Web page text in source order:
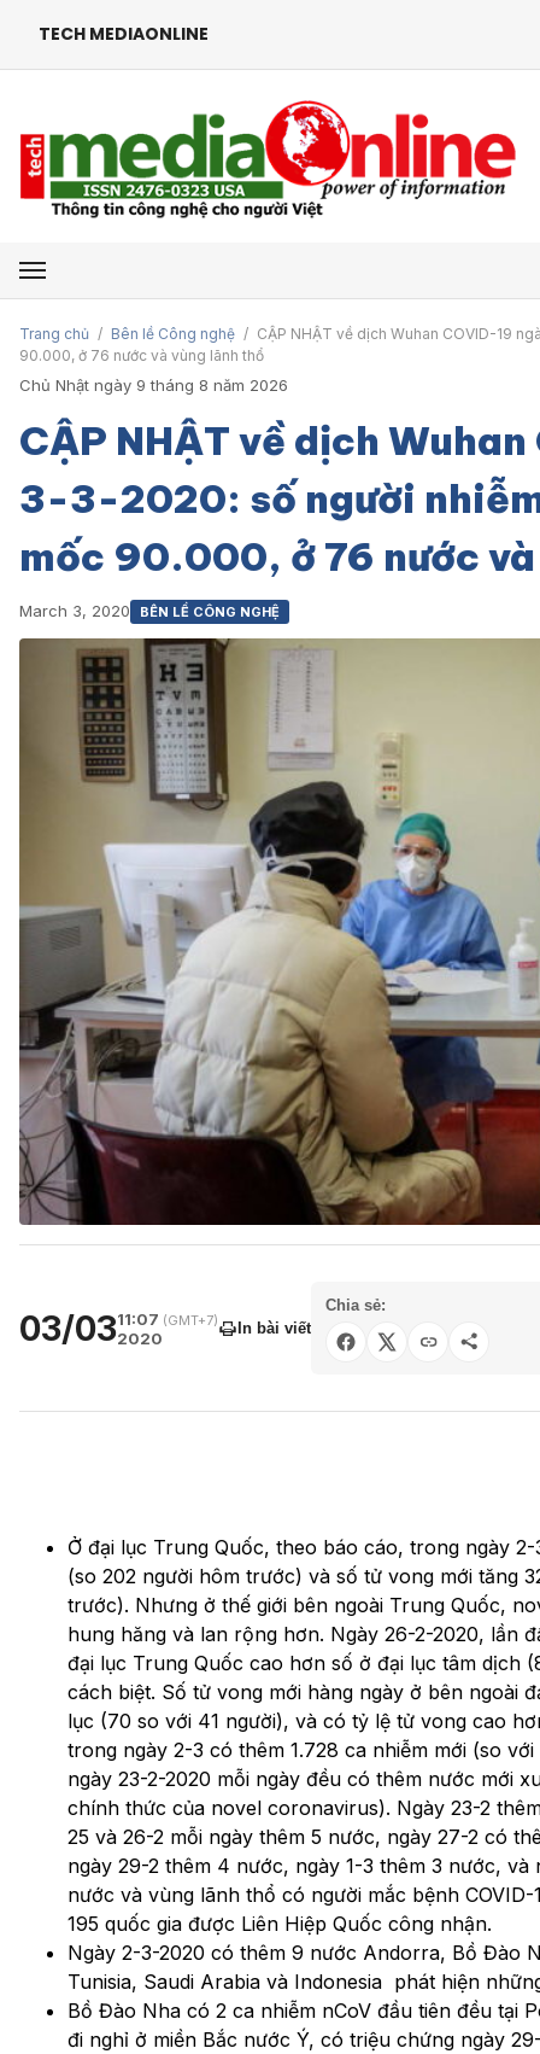
TECH MEDIAONLINE
Mở menu
Trang chủ / Bên lề Công nghệ / CẬP NHẬT về dịch Wuhan COVID-19
90.000, ở 76 nước và vùng lãnh thổ
Chủ Nhật ngày 9 tháng 8 năm 2026
CẬP NHẬT về dịch
3-3-2020: số người
mốc 90.000, ở 76 nước
March 3, 2020 BÊN LỀ CÔNG NGHỆ
03/0311:07 (GMT+7)
2020 In bài viết
Chia sẻ:
Ở đại lục Trung Quốc, theo báo cáo, trong ngày
(so 202 người hôm trước) và số tử vong mới tăng
trước). Nhưng ở thế giới bên ngoài Trung Quốc,
hung hăng và lan rộng hơn. Ngày 26-2-2020, lần
đại lục Trung Quốc cao hơn số ở đại lục tâm dịch
cách biệt. Số tử vong mới hàng ngày ở bên ngoài
lục (70 so với 41 người), và có tỷ lệ tử vong cao
trong ngày 2-3 có thêm 1.728 ca nhiễm mới (so
ngày 23-2-2020 mỗi ngày đều có thêm nước mới
chính thức của novel coronavirus). Ngày 23-2
25 và 26-2 mỗi ngày thêm 5 nước, ngày 27-2 có
ngày 29-2 thêm 4 nước, ngày 1-3 thêm 3 nước,
nước và vùng lãnh thổ có người mắc bệnh
195 quốc gia được Liên Hiệp Quốc công nhận.
Ngày 2-3-2020 có thêm 9 nước Andorra, Bồ Đào
Tunisia, Saudi Arabia và Indonesia phát hiện
Bồ Đào Nha có 2 ca nhiễm nCoV đầu tiên đều tại
đi nghỉ ở miền Bắc nước Ý, có triệu chứng ngày